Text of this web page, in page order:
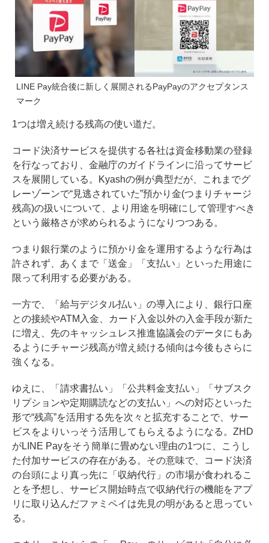
LINE Pay統合後に新しく展開されるPayPayのアクセプタンス
マーク
1つは増え続ける残高の使い道だ。
コード決済サービスを提供する各社は資金移動業の登録
を行なっており、金融庁のガイドラインに沿ってサービ
スを展開している。
Kyashの例が典型だが、これまでグ
レーゾーンで“見逃されていた”預かり金(つまりチャージ
残高)の扱いについて、より用途を明確にして管理すべき
という厳格さが求められるようになりつつある。
つまり銀行業のように預かり金を運用するような行為は
許されず、あくまで「送金」「支払い」といった用途に
限って利用する必要がある。
一方で、 「給与デジタル払い」の導入により、銀行口座
との接続やATM入金、カード入金以外の入金手段が新た
に増え、先のキャッシュレス推進協議会のデータにもあ
るようにチャージ残高が増え続ける傾向は今後もさらに
強くなる。
ゆえに、「請求書払い」「公共料金支払い」「サブスク
リプションや定期購読などの支払い」への対応といった
形で“残高”を活用する先を次々と拡充することで、サー
ビスをよりいっそう活用してもらえるようになる。ZHD
がLINE Payをそう簡単に畳めない理由の1つに、こうし
た付加サービスの存在がある。その意味で、コード決済
の台頭により真っ先に「収納代行」の市場が食われるこ
とを予想し、サービス開始時点で収納代行の機能をアプ
リに取り込んだファミペイ は先見の明があると思ってい
る。